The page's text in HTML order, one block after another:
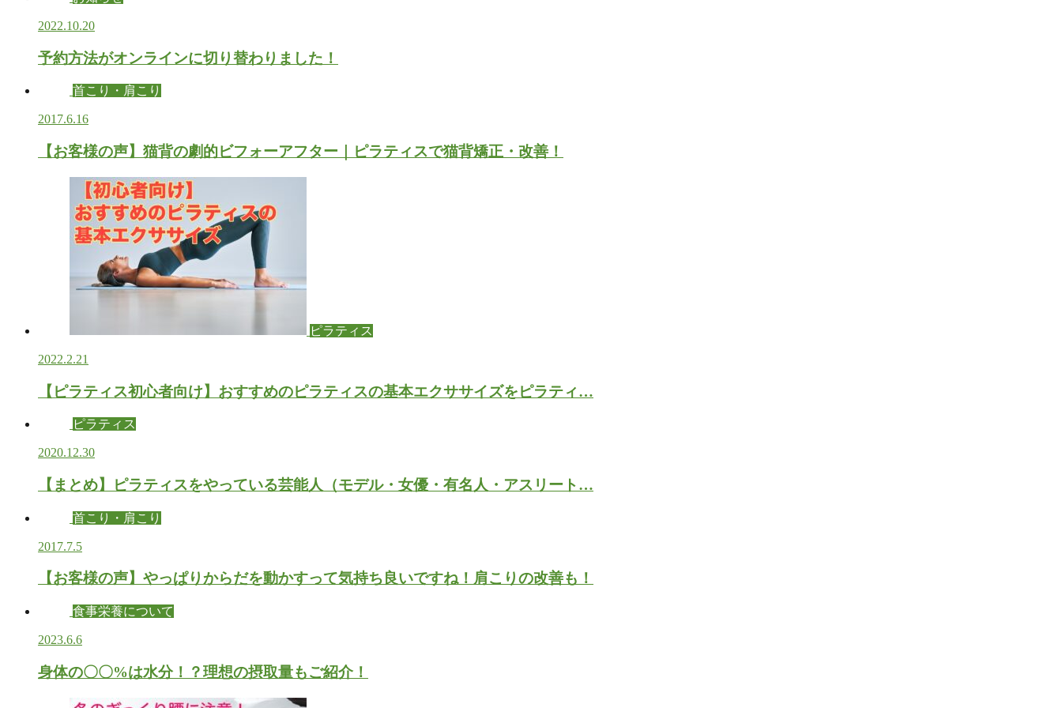
2022.10.20
予約方法がオンラインに切り替わりました！
首こり・肩こり
2017.6.16
【お客様の声】猫背の劇的ビフォーアフター｜ピラティスで猫背矯正・改善！
ピラティス
2022.2.21
【ピラティス初心者向け】おすすめのピラティスの基本エクササイズをピラティ…
ピラティス
2020.12.30
【まとめ】ピラティスをやっている芸能人（モデル・女優・有名人・アスリート…
首こり・肩こり
2017.7.5
【お客様の声】やっぱりからだを動かすって気持ち良いですね！肩こりの改善も！
食事栄養について
2023.6.6
身体の〇〇%は水分！？理想の摂取量もご紹介！